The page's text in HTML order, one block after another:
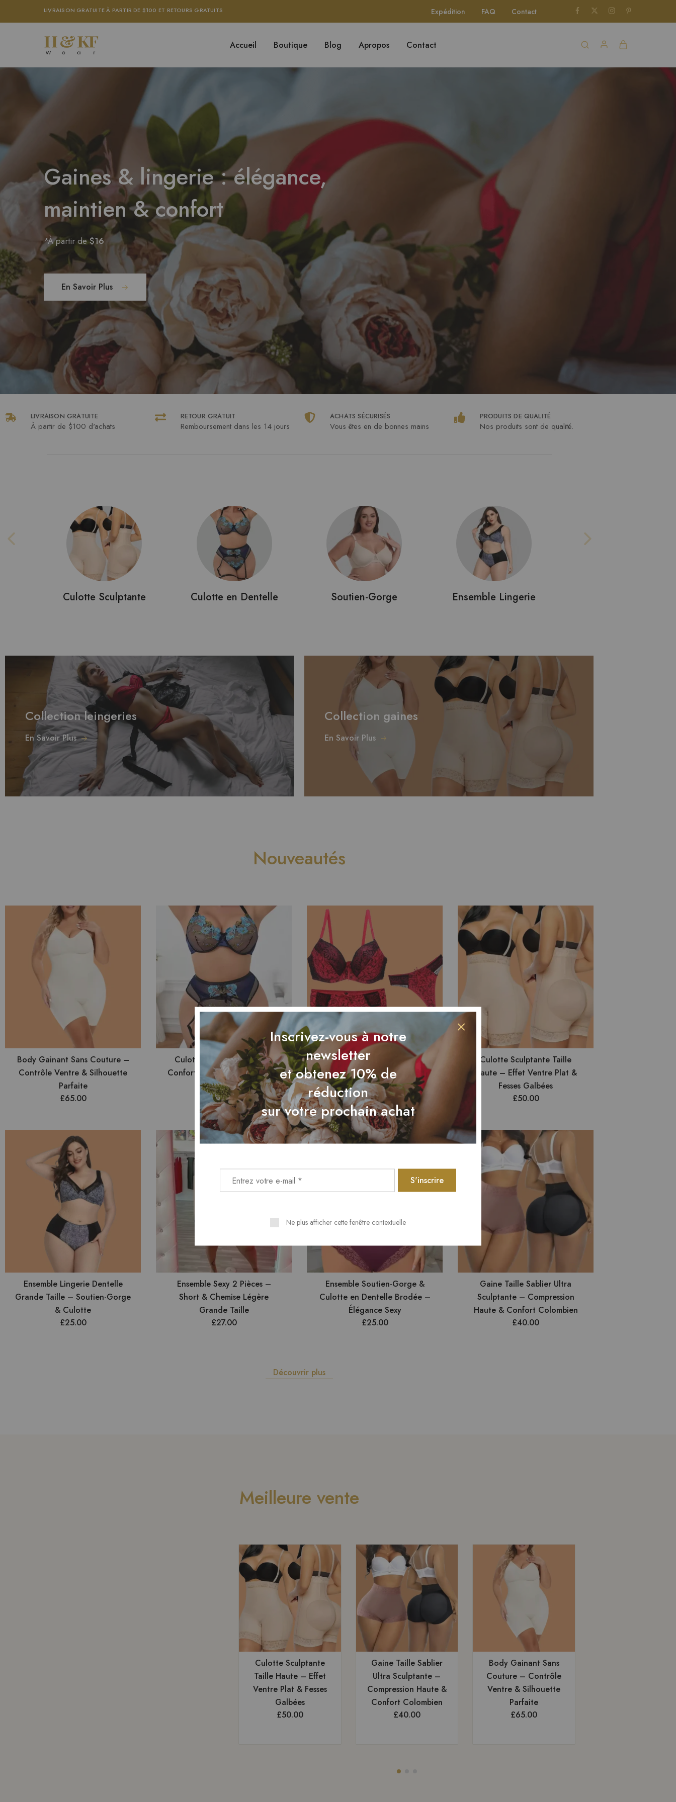
LIVRAISON GRATUITE À PARTIR DE $100 ET RETOURS GRATUITS Expédition FAQ Contact
H
&
Accueil Boutique Blog Apropos Contact
Gaines & lingerie : élégance,
maintien & confort
*À partir de$16
En Savoir Plus
LIVRAISON GRATUITE
À partir de $100 d'achats
RETOUR GRATUIT
Remboursement dans les 14 jours
ACHATS SÉCURISÉS
Vous êtes en de bonnes mains
PRODUITS DE QUALITÉ
Nos produits sont de qualité.
Culotte Sculptante Culotte en Dentelle Soutien-Gorge Ensemble Lingerie
Collection leingeries
En Savoir Plus
Collection gaines
En Savoir Plus
Nouveautés
Body Gainant Sans Couture –
Contrôle Ventre & Silhouette
Parfaite
£65.00
Culotte en Dentelle Fine –
Confort Invisible Grande Taille
£20.00
Culotte Sculptante Dentelle
Fleurie – Grande Taille Ultra-
Fine
£17.00
Culotte Sculptante Taille
Haute – Effet Ventre Plat &
Fesses Galbées
£50.00
Ensemble Lingerie Dentelle
Grande Taille – Soutien-Gorge
& Culotte
£25.00
Ensemble Sexy 2 Pièces –
Short & Chemise Légère
Grande Taille
£27.00
Ensemble Soutien-Gorge &
Culotte en Dentelle Brodée –
Élégance Sexy
£25.00
Gaine Taille Sablier Ultra
Sculptante – Compression
Haute & Confort Colombien
£40.00
Découvrir plus
Meilleure vente
Culotte Sculptante
Taille Haute – Effet
Ventre Plat & Fesses
Galbées
£50.00
Gaine Taille Sablier
Ultra Sculptante –
Compression Haute &
Confort Colombien
£40.00
Body Gainant Sans
Couture – Contrôle
Ventre & Silhouette
Parfaite
£65.00
Inscrivez-vous à notre
newsletter
et obtenez 10% de
réduction
sur votre prochain achat
Ne plus afficher cette fenêtre contextuelle